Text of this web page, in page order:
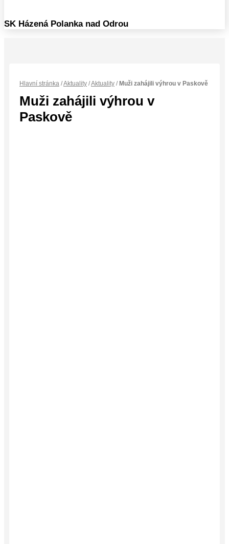
SK Házená Polanka nad Odrou
Hlavní stránka /Aktuality /Aktuality / Muži zahájili výhrou v Paskově
Muži zahájili výhrou v
Paskově